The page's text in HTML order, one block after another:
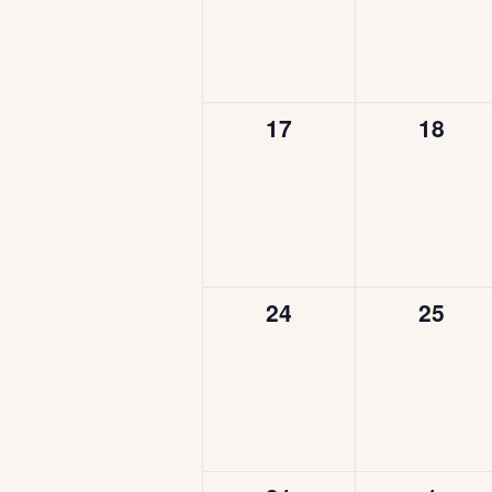
0
17
0
18
0
24
0
25